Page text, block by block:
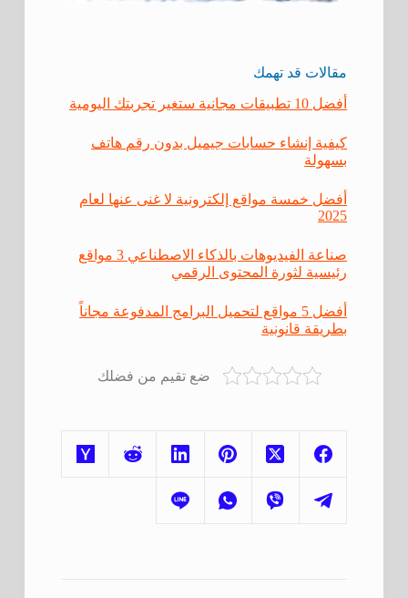
مقالات قد تهمك
أفضل 10 تطبيقات مجانية ستغير تجربتك اليومية
كيفية إنشاء حسابات جيميل بدون رقم هاتف
بسهولة
أفضل خمسة مواقع إلكترونية لا غنى عنها لعام
2025
صناعة الفيديوهات بالذكاء الاصطناعي 3 مواقع
رئيسية لثورة المحتوى الرقمي
أفضل 5 مواقع لتحميل البرامج المدفوعة مجاناً
بطريقة قانونية
ضع تقيم من فضلك